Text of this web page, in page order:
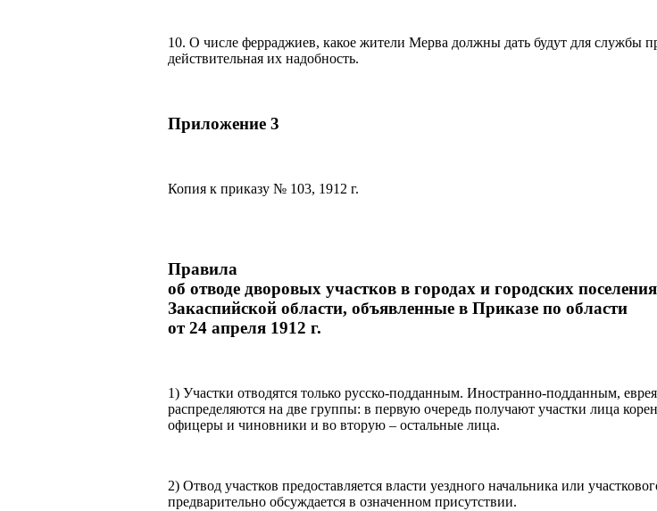
10. О числе ферраджиев, какое жители Мерва должны дать будут для службы
действительная их надобность.
Приложение 3
Копия к приказу № 103, 1912 г.
Правила
об отводе дворовых участков в городах и городских
Закаспийской области, объявленные в Приказе по области
от 24 апреля 1912 г.
1) Участки отводятся только русско-подданным. Иностранно-подданным,
распределяются на две группы: в первую очередь получают участки лица
офицеры и чиновники и во вторую – остальные лица.
2) Отвод участков предоставляется власти уездного начальника или
предварительно обсуждается в означенном присутствии.